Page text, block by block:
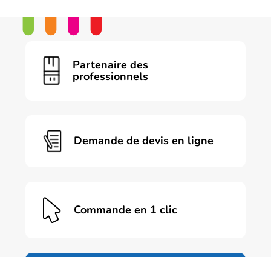
Partenaire des
professionnels
Demande de devis en ligne
Commande en 1 clic